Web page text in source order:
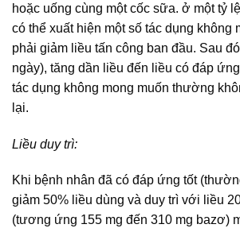
hoặc uống cùng một cốc sữa. ở một tỷ
có thể xuất hiện một số tác dụng không
phải giảm liều tấn công ban đầu. Sau
ngày), tăng dần liều đến liều có đáp
tác dụng không mong muốn thường
lại.
Liều duy trì:
Khi bệnh nhân đã có đáp ứng tốt
giảm 50% liều dùng và duy trì với liều
(tương ứng 155 mg đến 310 mg bazơ)